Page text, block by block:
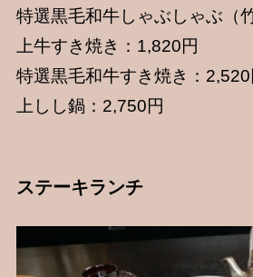
特選黒毛和牛しゃぶしゃぶ（
上牛すき焼き：1,820円
特選黒毛和牛すき焼き：2,520
上しし鍋：2,750円
ステーキランチ